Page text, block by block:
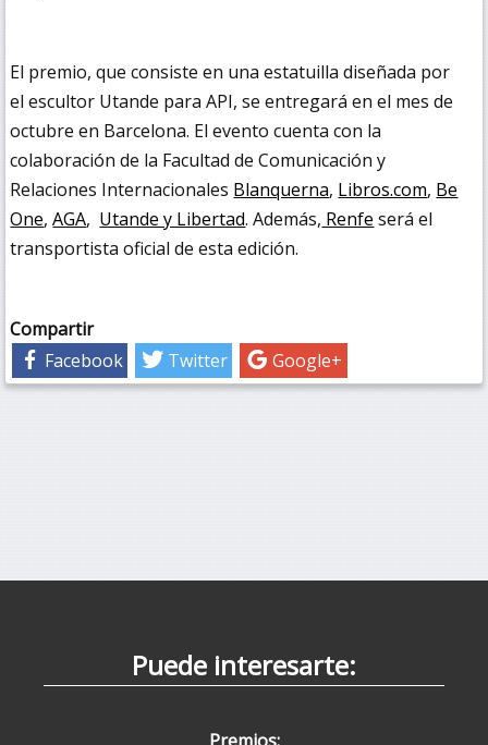
El premio, que consiste en una estatuilla diseñada por
el escultor Utande para API, se entregará en el mes de
octubre en Barcelona. El evento cuenta con la
colaboración de la Facultad de Comunicación y
Relaciones Internacionales Blanquerna, Libros.com, Be
One,AGA, Utande y Libertad. Además, Renfe será el
transportista oficial de esta edición.
Compartir
Facebook
Twitter Google+
Puede interesarte: